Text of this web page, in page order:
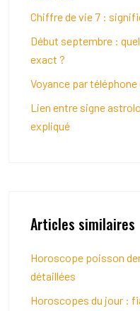
Chiffre de vie 7 :
Début septembre :
exact ?
Voyance par
Lien entre signe
expliqué
Articles similaires
Horoscope poisson
détaillées
Horoscopes du jour :